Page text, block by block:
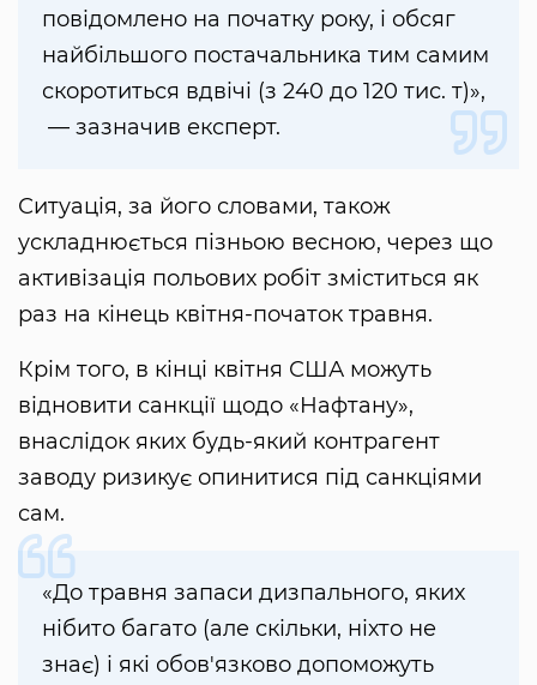
повідомлено на початку року, і обсяг
найбільшого постачальника тим самим
скоротиться вдвічі (з 240 до 120 тис. т)»,
— зазначив експерт.
Ситуація, за його словами, також
ускладнюється пізньою весною, через що
активізація польових робіт зміститься як
раз на кінець квітня-початок травня.
Крім того, в кінці квітня США можуть
відновити санкції щодо «Нафтану»,
внаслідок яких будь-який контрагент
заводу ризикує опинитися під санкціями
сам.
«До травня запаси дизпального, яких
нібито багато (але скільки, ніхто не
знає) і які обов'язково допоможуть